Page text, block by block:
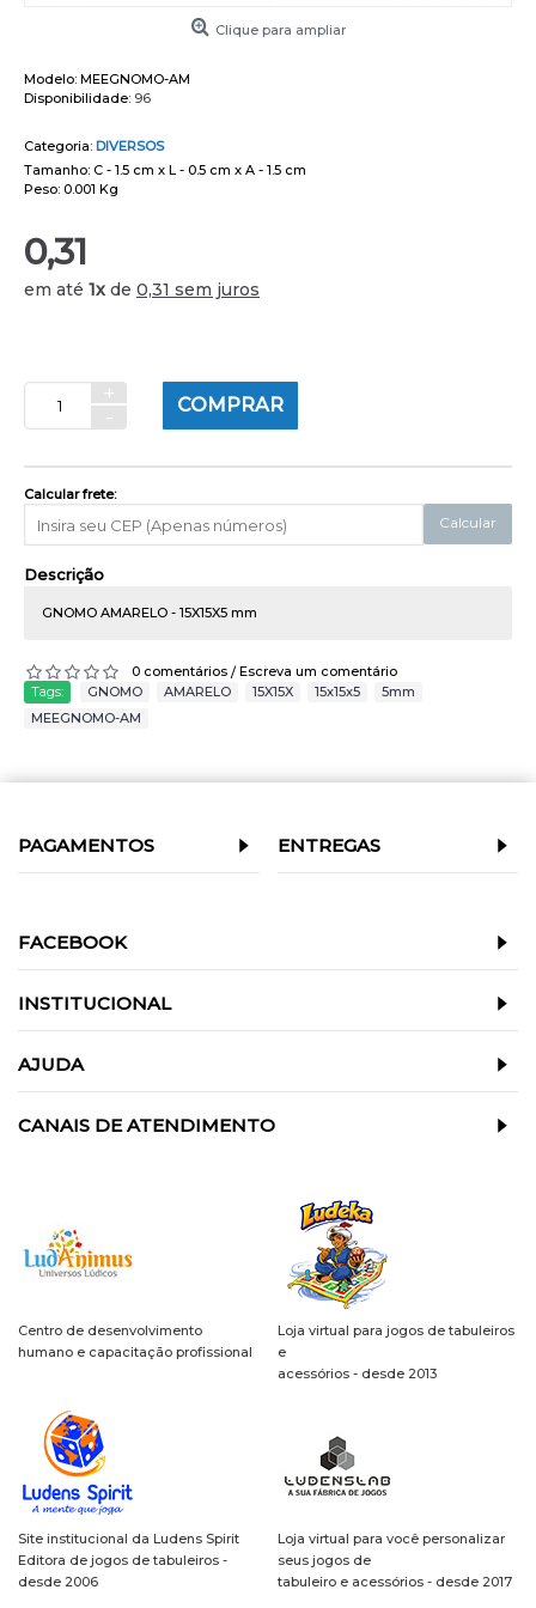
Clique para ampliar
Modelo: MEEGNOMO-AM
Disponibilidade: 96
Categoria: DIVERSOS
Tamanho: C - 1.5 cm x L - 0.5 cm x A - 1.5 cm
Peso: 0.001 Kg
0,31
em até 1x de 0,31 sem juros
+
-
COMPRAR
Calcular frete:
Calcular
Descrição
GNOMO AMARELO - 15X15X5 mm
0 comentários / Escreva um comentário
Tags:
GNOMO AMARELO 15X15X 15x15x5 5mm
MEEGNOMO-AM
PAGAMENTOS ENTREGAS
FACEBOOK
INSTITUCIONAL
AJUDA
CANAIS DE ATENDIMENTO
Centro de desenvolvimento
humano e capacitação profissional
Loja virtual para jogos de tabuleiros
e
acessórios - desde 2013
Site institucional da Ludens Spirit
Editora de jogos de tabuleiros -
desde 2006
Loja virtual para você personalizar
seus jogos de
tabuleiro e acessórios - desde 2017